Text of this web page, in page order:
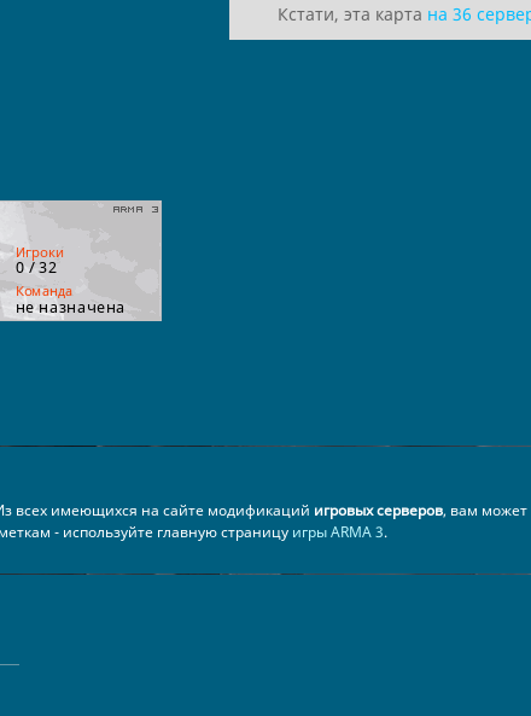
Кстати, эта карта на 36
всех имеющихся на сайте модификаций игровых серверов, вам может
- используйте главную страницу игры ARMA 3.